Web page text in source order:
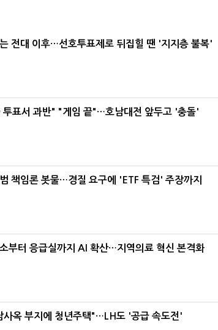
전대 이후…선호투표제로 뒤집힐 땐 '지지층 불복'
투표서 과반" "게임 끝"…호남대전 앞두고 '충돌'
책임론 봇물…경질 요구에 'ETF 특검' 주장까지
부터 응급실까지 AI 확산…지역의료 혁신 본격화
사옥 부지에 청년주택"…LH도 '공급 속도전'